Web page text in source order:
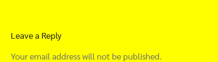
Leave a Reply
Your email address will not be published.